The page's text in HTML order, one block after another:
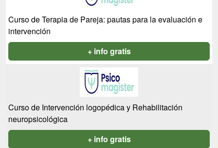
Curso de Terapia de Pareja: pautas para la evaluación e
intervención
+ info gratis
Curso de Intervención logopédica y Rehabilitación
neuropsicológica
+ info gratis